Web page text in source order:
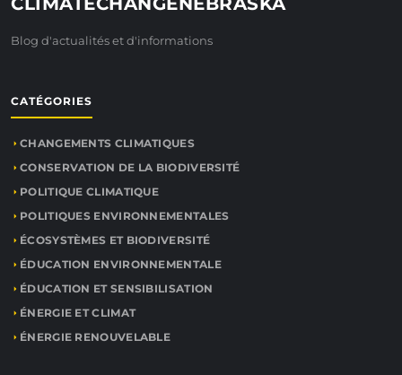
Blog d'actualités et d'informations
CATÉGORIES
CHANGEMENTS CLIMATIQUES
CONSERVATION DE LA BIODIVERSITÉ
POLITIQUE CLIMATIQUE
POLITIQUES ENVIRONNEMENTALES
ÉCOSYSTÈMES ET BIODIVERSITÉ
ÉDUCATION ENVIRONNEMENTALE
ÉDUCATION ET SENSIBILISATION
ÉNERGIE ET CLIMAT
ÉNERGIE RENOUVELABLE